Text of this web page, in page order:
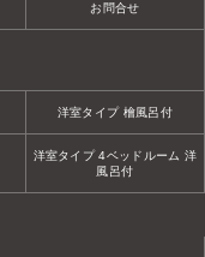
お問合せ
洋室タイプ 檜風呂付
洋室タイプ 4ベッドルーム 洋
風呂付